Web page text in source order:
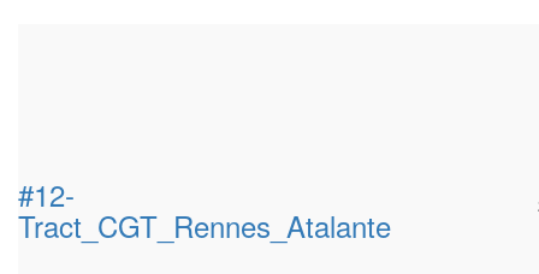
#12-
Tract_CGT_Rennes_Atalante